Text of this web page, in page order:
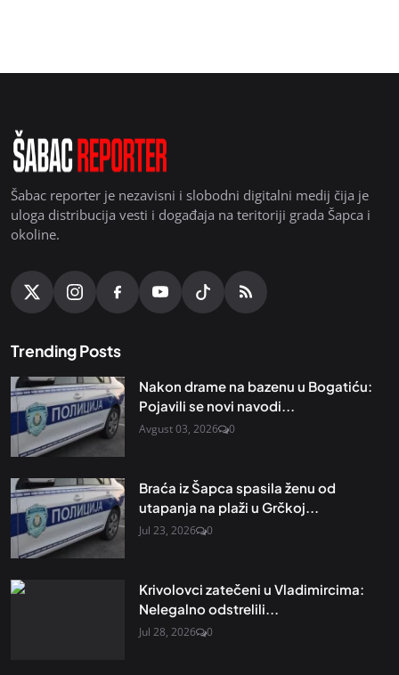
Šabac reporter je nezavisni i slobodni digitalni medij čija je
uloga distribucija vesti i događaja na teritoriji grada Šapca i
okoline.
Trending Posts
Nakon drame na bazenu u Bogatiću:
Pojavili se novi navodi...
Avgust 03, 2026 0
Braća iz Šapca spasila ženu od
utapanja na plaži u Grčkoj...
Jul 23, 2026 0
Krivolovci zatečeni u Vladimircima:
Nelegalno odstrelili...
Jul 28, 2026 0